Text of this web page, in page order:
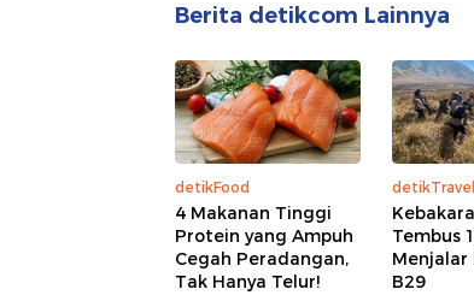
Berita detikcom Lainnya
detikFood
4 Makanan Tinggi
Protein yang Ampuh
Cegah Peradangan,
Tak Hanya Telur!
detikTravel
Tembus
Menjalar
B29